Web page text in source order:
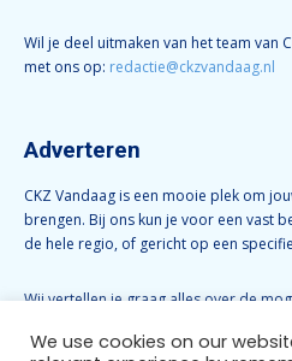
Wil je deel uitmaken van het team van
met ons op: redactie@ckzvandaag.nl
Adverteren
CKZ Vandaag is een mooie plek om
brengen. Bij ons kun je voor een vast
de hele regio, of gericht op een
Wij vertellen je graag alles over de
We use cookies on our